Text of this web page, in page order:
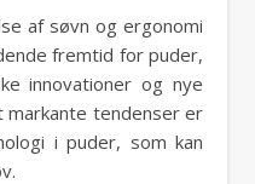
af søvn og ergonomi
fremtid for puder,
innovationer og nye
markante tendenser er
i puder, som kan